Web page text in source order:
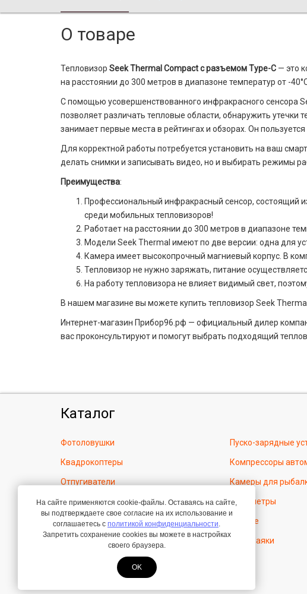
О товаре
Тепловизор Seek Thermal Compact с разъемом Type-C — это
на расстоянии до 300 метров в диапазоне температур от -
С помощью усовершенствованного инфракрасного сенсора
позволяет различать тепловые области, обнаружить
занимает первые места в рейтингах и обзорах. Он
Для корректной работы потребуется установить на ваш
делать снимки и записывать видео, но и выбирать режимы
Преимущества:
Профессиональный инфракрасный сенсор, состоящий
среди мобильных тепловизоров!
Работает на расстоянии до 300 метров в диапазоне
Модели Seek Thermal имеют по две версии: одна для
Камера имеет высокопрочный магниевый корпус. В
Тепловизор не нужно заряжать, питание
На работу тепловизора не влияет видимый свет,
В нашем магазине вы можете купить тепловизор Seek
Интернет-магазин Прибор96.рф — официальный дилер
вас проконсультируют и помогут выбрать подходящий
Каталог
Фотоловушки Пуско-зарядные
Квадрокоптеры Компрессоры
Отпугиватели Камеры для
Тепловизоры Дозиметры
Нитрат-тестеры Другое
GPS-Маяки
На сайте применяются cookie-файлы. Оставаясь на сайте,
вы подтверждаете свое согласие на их использование и
соглашаетесь с политикой конфиденциальности.
Запретить сохранение cookies вы можете в настройках
своего браузера.
OK